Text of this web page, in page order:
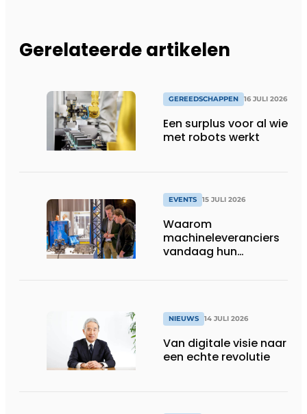
Gerelateerde artikelen
GEREEDSCHAPPEN 16 JULI 2026
Een surplus voor al wie
met robots werkt
EVENTS 15 JULI 2026
Waarom
machineleveranciers
vandaag hun
NIEUWS 14 JULI 2026
Van digitale visie naar
een echte revolutie